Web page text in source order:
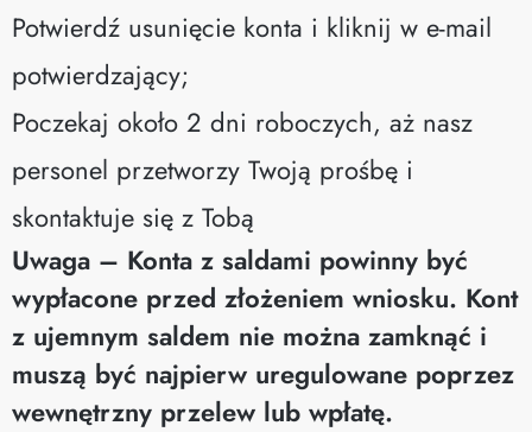
Potwierdź usunięcie konta i kliknij w e-mail
potwierdzający;
Poczekaj około 2 dni roboczych, aż nasz
personel przetworzy Twoją prośbę i
skontaktuje się z Tobą
Uwaga – Konta z saldami powinny być
wypłacone przed złożeniem wniosku. Kont
z ujemnym saldem nie można zamknąć i
muszą być najpierw uregulowane poprzez
wewnętrzny przelew lub wpłatę.